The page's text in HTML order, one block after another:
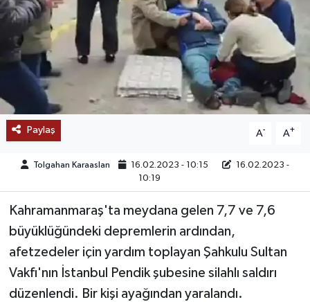
Paylaş A- A+
Tolgahan Karaaslan 16.02.2023 - 10:15
16.02.2023 -
10:19
Kahramanmaraş'ta meydana gelen 7,7 ve 7,6
büyüklüğündeki depremlerin ardından,
afetzedeler için yardım toplayan Şahkulu Sultan
Vakfı'nın İstanbul Pendik şubesine silahlı saldırı
düzenlendi. Bir kişi ayağından yaralandı.
SAĞLIK
EĞİTİM
BÖLGE
KEŞFET
TREND
MEDYA
OTOMOTİV